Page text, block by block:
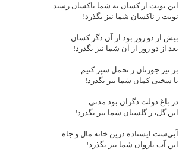
این نوبت از کسان به شما ناکسان رسید
نوبت ز ناکسان شما نیز بگذرد!
بیش از دو روز بود از آن دگر کسان
بعد از دو روز از آن شما نیز بگذرد!
بر تیر جورتان ز تحمل سپر کنیم
تا سختی کمان شما نیز بگذرد!
در باغ دولت دگران بود مدتی
این گل، ز گلستان شما نیز بگذرد!
آبی‌ست ایستاده درین خانه مال و جاه
این آب ناروان شما نیز بگذرد!